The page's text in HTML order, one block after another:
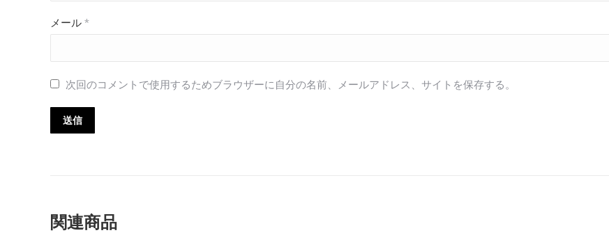
メール *
次回のコメントで使用するためブラウザーに自分の名前、メールアドレス、サイトを保存する。
関連商品